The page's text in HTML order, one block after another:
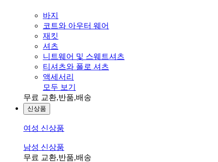
바지
코트와 아우터 웨어
재킷
셔츠
니트웨어 및 스웨트셔츠
티셔츠와 폴로 셔츠
액세서리
모두 보기
무료 교환,반품,배송
신상품
여성 신상품
남성 신상품
무료 교환,반품,배송